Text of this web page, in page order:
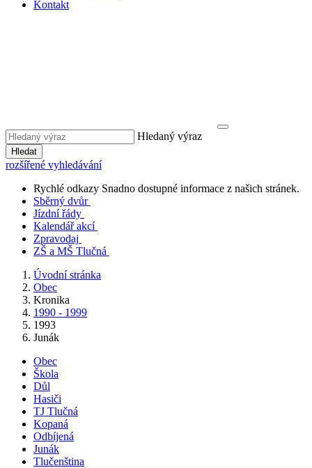
Kontakt
Hledaný výraz
Hledat
rozšířené vyhledávání
Rychlé odkazy Snadno dostupné informace z našich stránek.
Sběrný dvůr
Jízdní řády
Kalendář akcí
Zpravodaj
ZŠ a MŠ Tlučná
Úvodní stránka
Obec
Kronika
1990 - 1999
1993
Junák
Obec
Škola
Důl
Hasiči
TJ Tlučná
Kopaná
Odbíjená
Junák
Tlučenština